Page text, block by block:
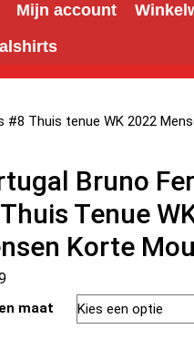
Mijn account
#8 Thuis tenue WK 2022
Bruno
Tenue
Korte
maat